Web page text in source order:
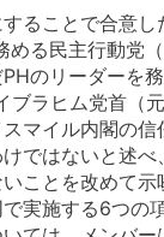
ることで合意
める民主行動党
のリーダーを
ブラヒム党首（
マイル内閣の信
ではないと述べ
ことを改めて示
実施する6つの